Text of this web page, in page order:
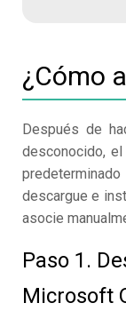
¿Cómo
Después de
desconocido,
descargue e
asocie
Paso 1.
Microsoft